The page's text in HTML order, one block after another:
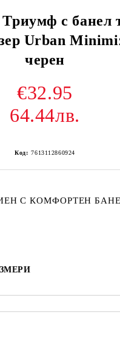
с банел
Urban
черен
€32.95
64.44лв.
Код: 7613112860924
С КОМФОРТЕН